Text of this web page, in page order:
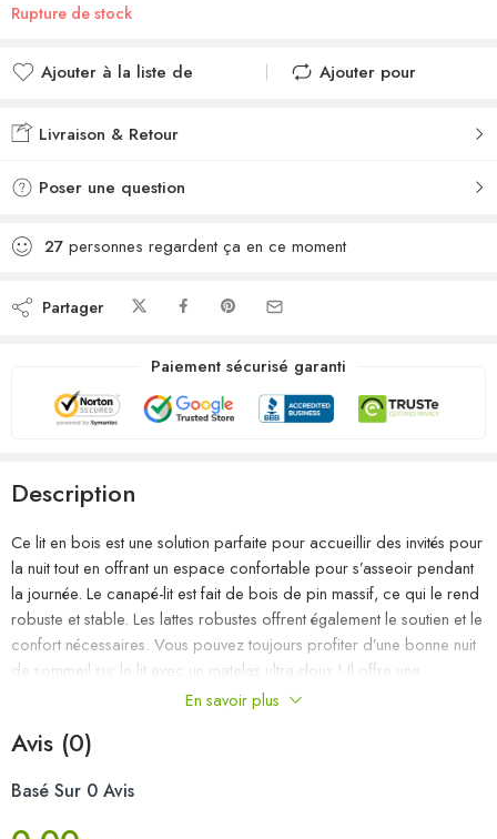
Rupture de stock
Ajouter à la liste de
Ajouté à la liste de
Ajouter pour
Livraison & Retour
Poser une question
27 personnes regardent ça en ce moment
Partager
Paiement sécurisé garanti
Description
Ce lit en bois est une solution parfaite pour accueillir des invités pour
la nuit tout en offrant un espace confortable pour s’asseoir pendant
la journée. Le canapé-lit est fait de bois de pin massif, ce qui le rend
robuste et stable. Les lattes robustes offrent également le soutien et le
confort nécessaires. Vous pouvez toujours profiter d’une bonne nuit
de sommeil sur le lit avec un matelas ultra-doux ! Il offre une
expérience de sommeil calme et protège également votre santé
matelas pour prolonger sa durée de vie. Le lit en bois
journée, ou comme un lit pendant la nuit pour offrir une solution
En savoir plus
Avis (0)
Basé Sur 0 Avis